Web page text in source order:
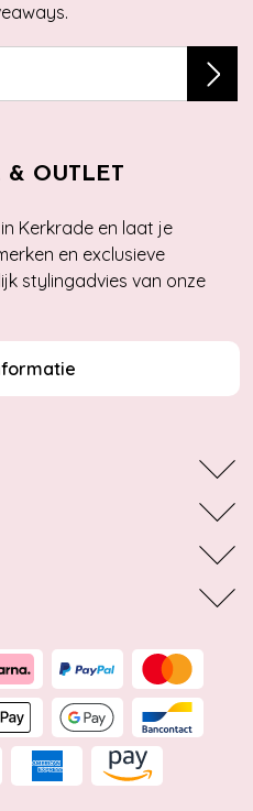
& OUTLET
Kerkrade en laat je
en exclusieve
stylingadvies van onze